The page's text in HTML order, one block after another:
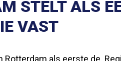
STELT ALS
VAST
Rotterdam als eerste de